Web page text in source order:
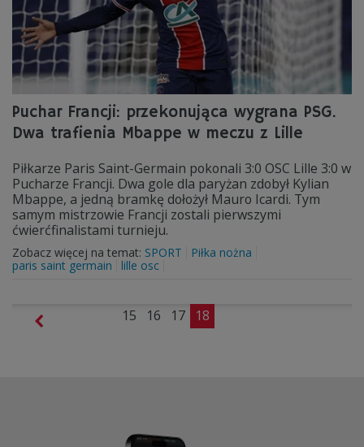
Puchar Francji: przekonująca wygrana PSG.
Dwa trafienia Mbappe w meczu z Lille
Piłkarze Paris Saint-Germain pokonali 3:0 OSC Lille 3:0 w
Pucharze Francji. Dwa gole dla paryżan zdobył Kylian
Mbappe, a jedną bramkę dołożył Mauro Icardi. Tym
samym mistrzowie Francji zostali pierwszymi
ćwierćfinalistami turnieju.
Zobacz więcej na temat: SPORT
Piłka nożna
paris saint germain
lille osc
15 16 17 18